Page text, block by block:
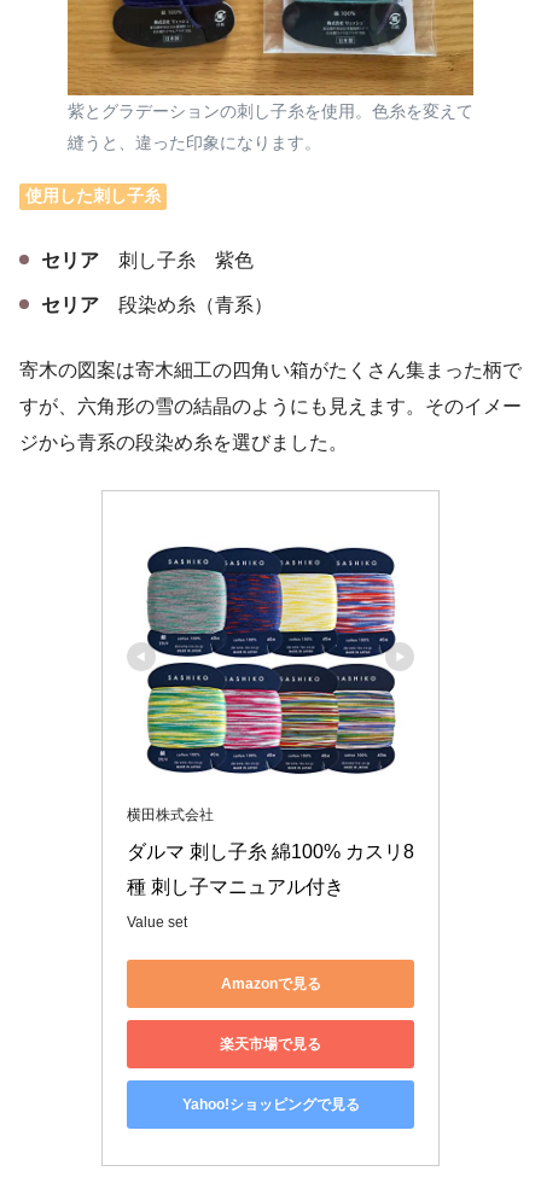
紫とグラデーションの刺し子糸を使用。色糸を変えて
縫うと、違った印象になります。
使用した刺し子糸
セリア 刺し子糸 紫色
セリア 段染め糸（青系）
寄木の図案は寄木細工の四角い箱がたくさん集まった柄で
すが、六角形の雪の結晶のようにも見えます。そのイメー
ジから青系の段染め糸を選びました。
横田株式会社
ダルマ 刺し子糸 綿100% カスリ8
種 刺し子マニュアル付き
Value set
Amazonで見る
楽天市場で見る
Yahoo!ショッピングで見る